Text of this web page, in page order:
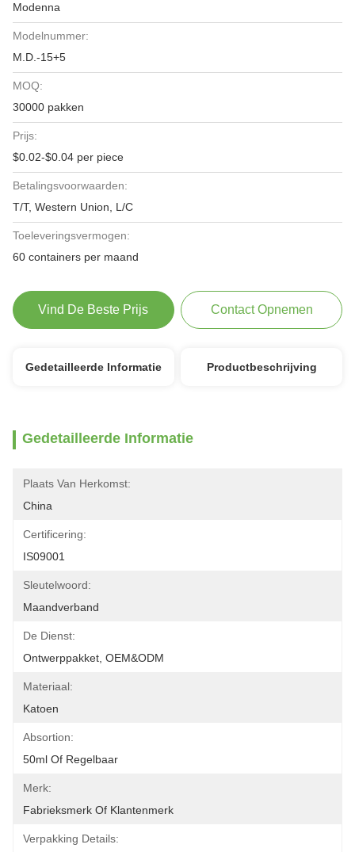
Modenna
Modelnummer:
M.D.-15+5
MOQ:
30000 pakken
Prijs:
$0.02-$0.04 per piece
Betalingsvoorwaarden:
T/T, Western Union, L/C
Toeleveringsvermogen:
60 containers per maand
Vind De Beste Prijs Contact Opnemen
Gedetailleerde Informatie Productbeschrijving
Gedetailleerde Informatie
Plaats Van Herkomst:
China
Certificering:
IS09001
Sleutelwoord:
Maandverband
De Dienst:
Ontwerppakket, OEM&ODM
Materiaal:
Katoen
Absortion:
50ml Of Regelbaar
Merk:
Fabrieksmerk Of Klantenmerk
Verpakking Details: